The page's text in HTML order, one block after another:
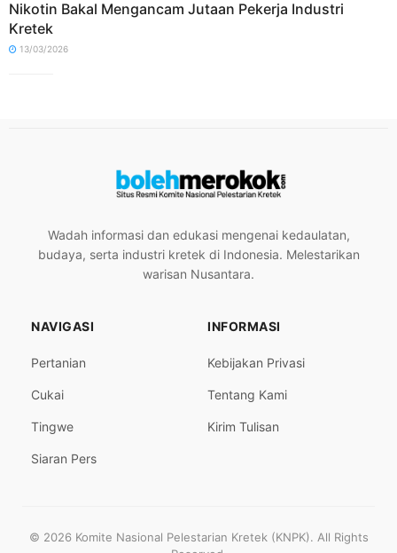
Nikotin Bakal Mengancam Jutaan Pekerja Industri
Kretek
13/03/2026
Wadah informasi dan edukasi mengenai kedaulatan,
budaya, serta industri kretek di Indonesia. Melestarikan
warisan Nusantara.
NAVIGASI
Pertanian
Cukai
Tingwe
Siaran Pers
INFORMASI
Kebijakan Privasi
Tentang Kami
Kirim Tulisan
© 2026 Komite Nasional Pelestarian Kretek (KNPK). All Rights